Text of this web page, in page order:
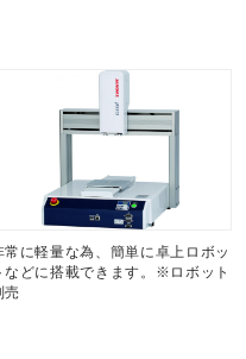
常に軽量な為、簡単に卓上ロボッ
などに搭載できます。※ロボット
売